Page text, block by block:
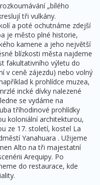
„bílého
tři vulkány.
a poté ochutnáme zdejší
je město plné historie,
kamene a jeho největší
blízkosti města najdeme
fakultativního výletu do
v ceně zájezdu) nebo volný
k prohlídce muzea,
incké dívky nalezené
se vydáme na
tříhodinové prohlídky
koloniální architekturou,
ze 17. století, kostel La
Yanahuara . Užijeme
Alto na tři majestatní
Arequipy. Po
do restaurace, kde